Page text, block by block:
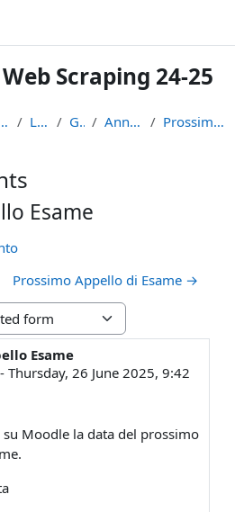
Scraping 24-25
(L-31) LWS2425 General Announcements Prossimo appello Esame
Esame
Prossimo Appello di Esame →
Esame
- Thursday, 26 June 2025, 9:42
0
Moodle la data del prossimo